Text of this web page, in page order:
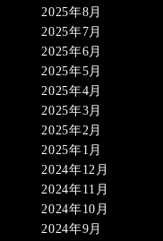
2025年8月
2025年7月
2025年6月
2025年5月
2025年4月
2025年3月
2025年2月
2025年1月
2024年12月
2024年11月
2024年10月
2024年9月